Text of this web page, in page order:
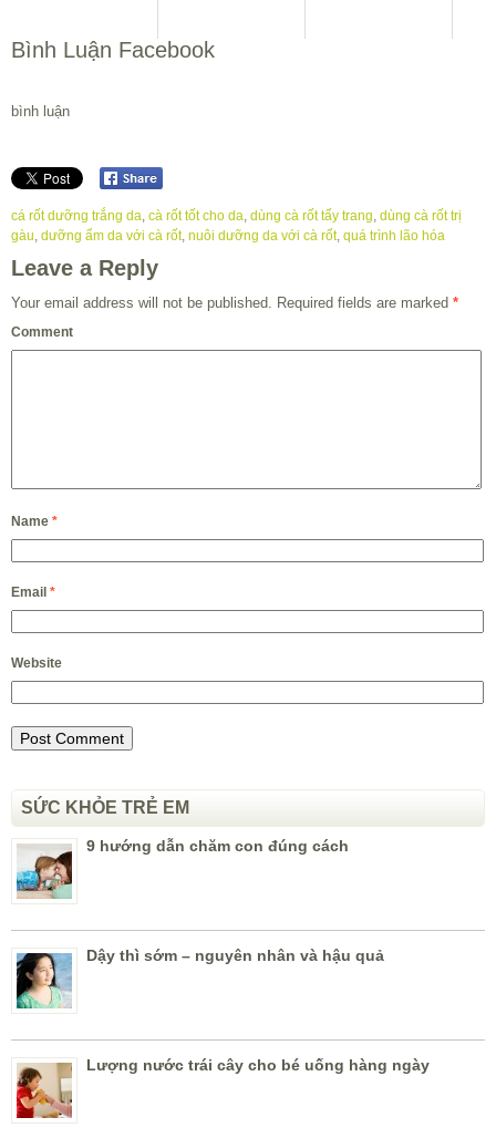
Bình Luận Facebook
bình luận
cá rốt dưỡng trắng da, cà rốt tốt cho da, dùng cà rốt tẩy trang, dùng cà rốt trị
gàu, dưỡng ẩm da với cà rốt, nuôi dưỡng da với cà rốt, quá trình lão hóa
Leave a Reply
Your email address will not be published. Required fields are marked *
Comment
Name *
Email *
Website
SỨC KHỎE TRẺ EM
9 hướng dẫn chăm con đúng cách
Dậy thì sớm – nguyên nhân và hậu quả
Lượng nước trái cây cho bé uống hàng ngày